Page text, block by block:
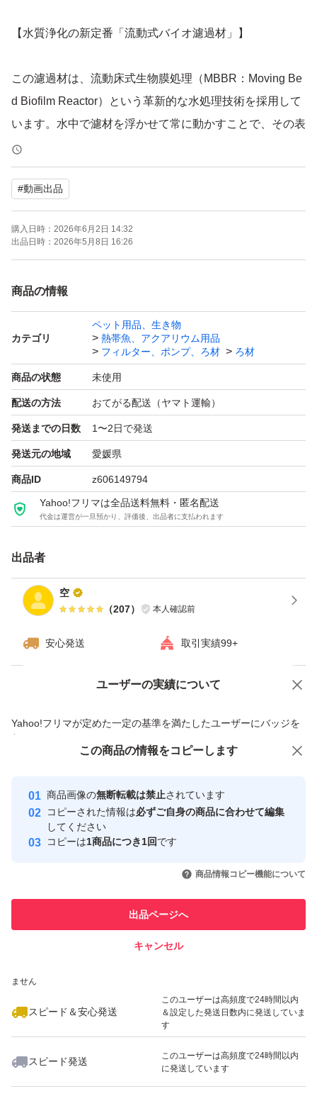
【水質浄化の新定番「流動式バイオ濾過材」】
この濾過材は、流動床式生物膜処理（MBBR：Moving Be
d Biofilm Reactor）という革新的な水処理技術を採用して
います。水中で濾材を浮かせて常に動かすことで、その表
面にバクテリアの膜が自然に形成され、飼育水中のアンモ
ニア・亜硝酸・有機物などの有害物質を効率的に分解しま
す。
【濾材が動いて働く！ 高効率のろ過機構】
ポンプやエアレーションなどで濾材を水中に漂わせること
の固定式ろ過材に比べて、バクテリアの活動が活発にな
り、ろ過能力が飛躍的にアップします。水の循環が滞ら
ず、濾材自体が自然に清浄化される仕組みです。
【メンテナンス軽減 & 高耐久】
濾材が自ら流動するため、濾過槽内にデッドスペースがで
きにくく、水の腐敗や悪臭の原因となる嫌気環境の発生を
抑えます。また、材質には耐久性の高い高密度ポリエチレ
材同士の衝突にも強いため、交換頻度を減らせて経済的で
す。
バクテリアがしっかり定着した濾過材は、新しい水槽の立
ち上げにも利用できます。立ち上げ直後の水槽に投入する
ートします。
淡水・海水どちらにも対応。観賞魚水槽、金魚・メダカ
池、濾過槽やDIYサンプシステムなど、幅広い用途にご利
用いただけます。追加濾過材としても、水質が不安定な環
流動方式：エアレーション／水流ポンプ対応
用途：淡水・海水・観賞魚・金魚・メダカ・大型水槽・池
#動画出品
購入日時： 2026年6月2日 14:32
出品日時： 2026年5月8日 16:26
商品の情報
カテゴリ
ペット用品、生き物
熱帯魚、アクアリウム用品
フィルター、ポンプ、ろ材
ろ材
商品の状態 未使用
配送の方法 おてがる配送（ヤマト運輸）
発送までの日数 1〜2日で発送
発送元の地域 愛媛県
商品ID z606149794
Yahoo!フリマは全品送料無料・匿名配送
代金は運営が一旦預かり、評価後、出品者に支払われます
出品者
空
（207） 本人確認前
安心発送 取引実績99+
ユーザーの実績について
Yahoo!フリマが定めた一定の基準を満たしたユーザーにバッジを
付与しています
安心取引出品者
心・安全なユーザーです
取引実績
引を完了させた実績があります
での取引実績があります
ません
スピード＆安心発送
このユーザーは高頻度で24時間以内
＆設定した発送日数内に発送していま
す
スピード発送
このユーザーは高頻度で24時間以内
に発送しています
価格の相談 商品への質問
この商品の情報をコピーします
商品画像の無断転載は禁止されています
コピーされた情報は必ずご自身の商品に合わせて編集
してください
コピーは1商品につき1回です
商品情報コピー機能について
出品ページへ
キャンセル
この商品をみている人にオススメ
いいね！
2,800